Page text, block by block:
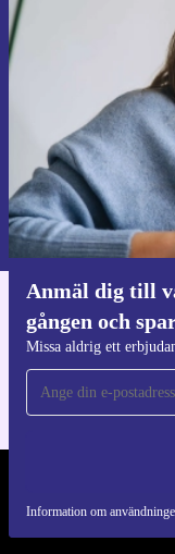
Anmäl dig till
gången och
Missa aldrig ett
Information om
Information om
Integritetspolicy.